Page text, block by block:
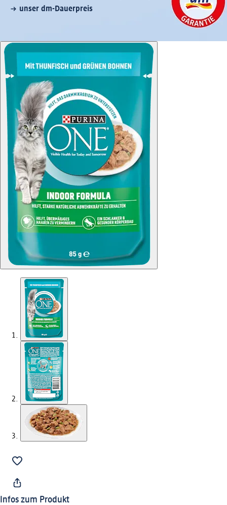
unser dm-Dauerpreis
Infos zum Produkt